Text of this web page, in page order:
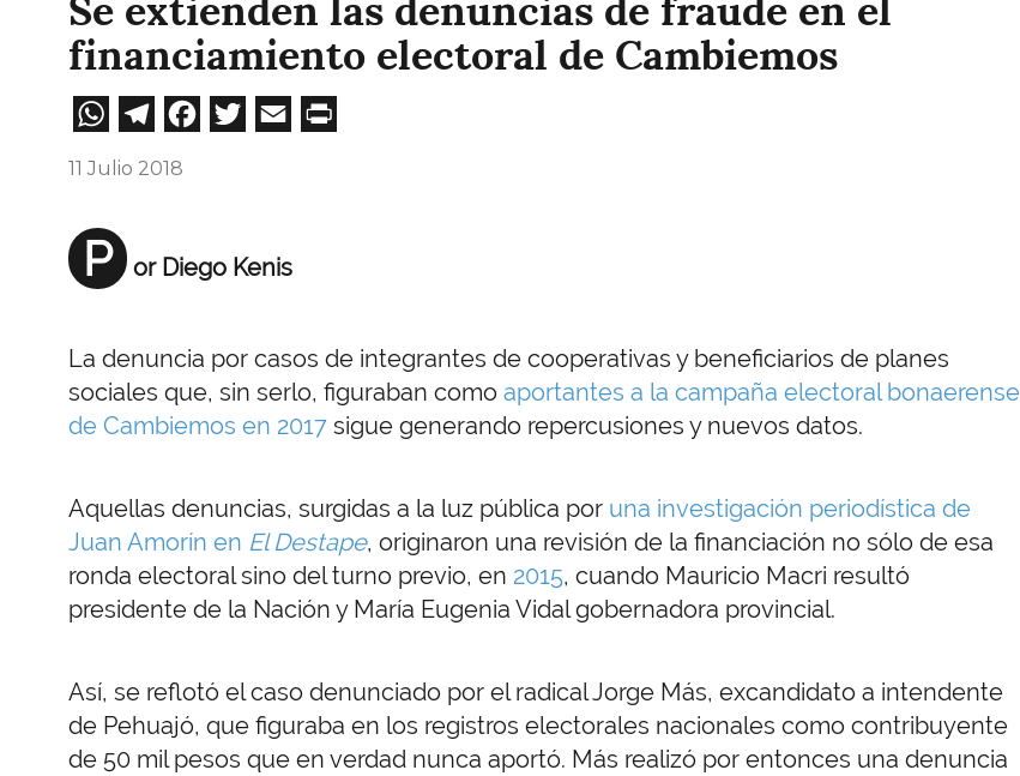
Se extienden las denuncias de fraude en el
financiamiento electoral de Cambiemos
WhatsApp
Telegram
Facebook
Twitter
Email
11 Julio 2018
P or Diego Kenis
La denuncia por casos de integrantes de cooperativas y beneficiarios de planes
sociales que, sin serlo, figuraban como aportantes a la campaña electoral bonaerense
de Cambiemos en 2017 sigue generando repercusiones y nuevos datos.
Aquellas denuncias, surgidas a la luz pública por una investigación periodística de
Juan Amorín en El Destape, originaron una revisión de la financiación no sólo de esa
ronda electoral sino del turno previo, en 2015, cuando Mauricio Macri resultó
presidente de la Nación y María Eugenia Vidal gobernadora provincial.
Así, se reflotó el caso denunciado por el radical Jorge Más, excandidato a intendente
de Pehuajó, que figuraba en los registros electorales nacionales como contribuyente
de 50 mil pesos que en verdad nunca aportó. Más realizó por entonces una denuncia